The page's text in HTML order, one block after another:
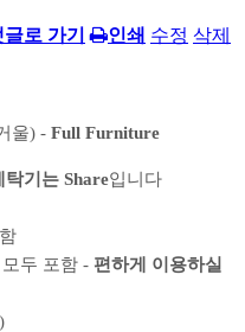
글로 가기 인쇄 수정 삭제
울) - Full Furniture
탁기는 Share입니다
두 포함 - 편하게 이용하실
)